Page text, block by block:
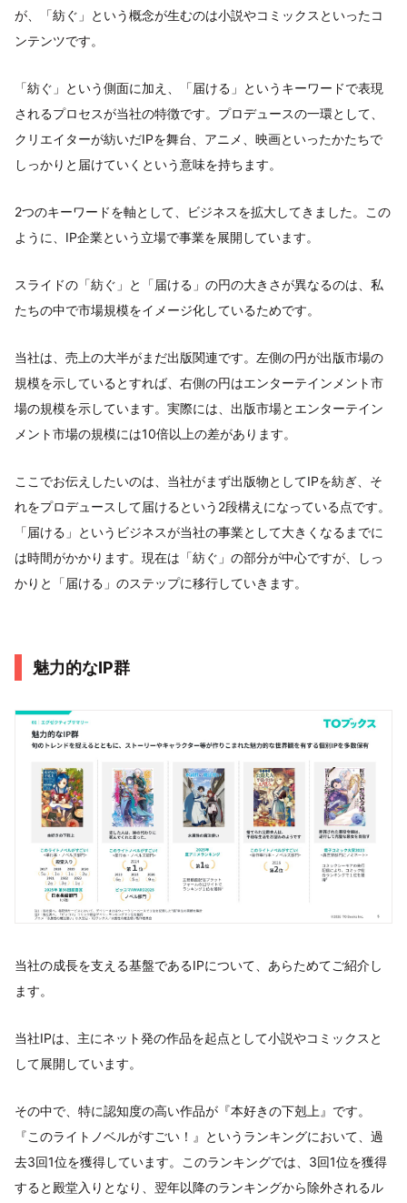
が、「紡ぐ」という概念が生むのは小説やコミックスといったコ
ンテンツです。
「紡ぐ」という側面に加え、「届ける」というキーワードで表現
されるプロセスが当社の特徴です。プロデュースの一環として、
クリエイターが紡いだIPを舞台、アニメ、映画といったかたちで
しっかりと届けていくという意味を持ちます。
2つのキーワードを軸として、ビジネスを拡大してきました。この
ように、IP企業という立場で事業を展開しています。
スライドの「紡ぐ」と「届ける」の円の大きさが異なるのは、私
たちの中で市場規模をイメージ化しているためです。
当社は、売上の大半がまだ出版関連です。左側の円が出版市場の
規模を示しているとすれば、右側の円はエンターテインメント市
場の規模を示しています。実際には、出版市場とエンターテイン
メント市場の規模には10倍以上の差があります。
ここでお伝えしたいのは、当社がまず出版物としてIPを紡ぎ、そ
れをプロデュースして届けるという2段構えになっている点です。
「届ける」というビジネスが当社の事業として大きくなるまでに
は時間がかかります。現在は「紡ぐ」の部分が中心ですが、しっ
かりと「届ける」のステップに移行していきます。
魅力的なIP群
当社の成長を支える基盤であるIPについて、あらためてご紹介し
ます。
当社IPは、主にネット発の作品を起点として小説やコミックスと
して展開しています。
その中で、特に認知度の高い作品が『本好きの下剋上』です。
『このライトノベルがすごい！』というランキングにおいて、過
去3回1位を獲得しています。このランキングでは、3回1位を獲得
すると殿堂入りとなり、翌年以降のランキングから除外されるル